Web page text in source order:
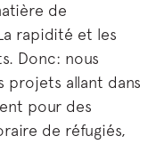
de
rapidité et les
Donc: nous
projets allant dans
pour des
de réfugiés,